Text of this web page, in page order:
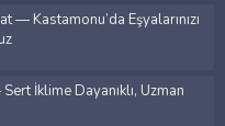
— Kastamonu’da Eşyalarınızı
İklime Dayanıklı, Uzman